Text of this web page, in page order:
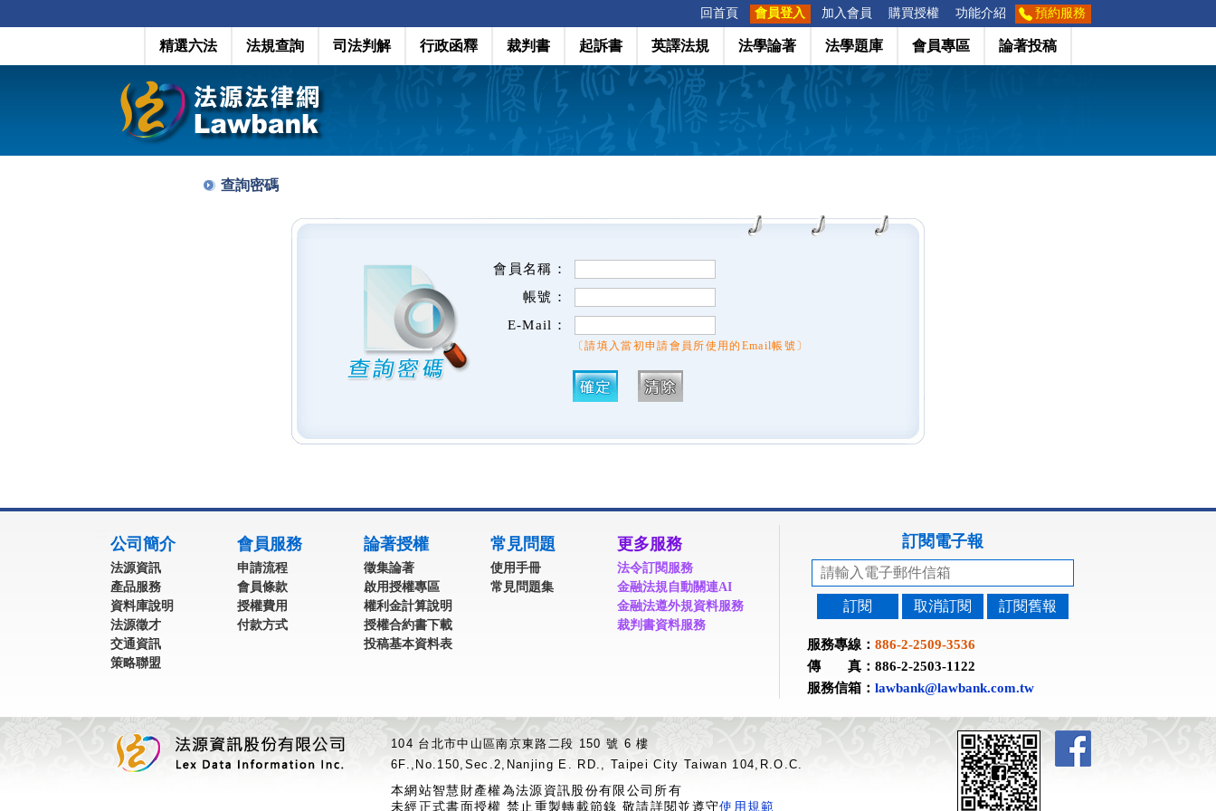
回首頁 會員登入 加入會員 購買授權 功能介紹 預約服務
精選六法 法規查詢 司法判解 行政函釋 裁判書 起訴書 英譯法規 法學論著 法學題庫 會員專區 論著投稿
查詢密碼
會員名稱：
帳號：
E-Mail：
〔請填入當初申請會員所使用的Email帳號〕
公司簡介
法源資訊
產品服務
資料庫說明
法源徵才
交通資訊
策略聯盟
會員服務
申請流程
會員條款
授權費用
付款方式
論著授權
徵集論著
啟用授權專區
權利金計算說明
授權合約書下載
投稿基本資料表
常見問題
使用手冊
常見問題集
更多服務
法令訂閱服務
金融法規自動關連AI
金融法遵外規資料服務
裁判書資料服務
訂閱電子報
訂閱 取消訂閱 訂閱舊報
服務專線： 886-2-2509-3536
傳 真：886-2-2503-1122
服務信箱： lawbank@lawbank.com.tw
104 台北市中山區南京東路二段 150 號 6 樓
6F.,No.150,Sec.2,Nanjing E. RD., Taipei City Taiwan 104,R.O.C.
本網站智慧財產權為法源資訊股份有限公司所有
未經正式書面授權 禁止重製轉載節錄 敬請詳閱並遵守使用規範